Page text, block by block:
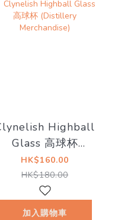
Highball
Glass 高球杯
(Distillery
Merchandise)
HK$160.00
HK$180.00
加入購物車